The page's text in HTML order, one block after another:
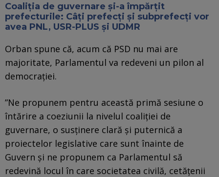
Coaliția de guvernare și-a împărțit
prefecturile: Câți prefecți și subprefecți vor
avea PNL, USR-PLUS şi UDMR
Orban spune că, acum că PSD nu mai are
majoritate, Parlamentul va redeveni un pilon al
democrației.
”Ne propunem pentru această primă sesiune o
întărire a coeziunii la nivelul coaliţiei de
guvernare, o susţinere clară şi puternică a
proiectelor legislative care sunt înainte de
Guvern şi ne propunem ca Parlamentul să
redevină locul în care societatea civilă, cetăţenii